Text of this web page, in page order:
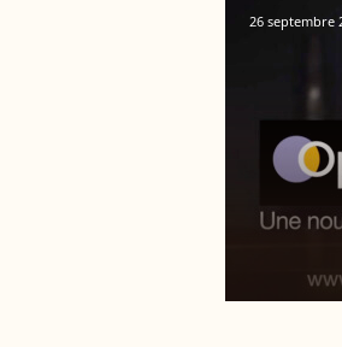
26 septembre